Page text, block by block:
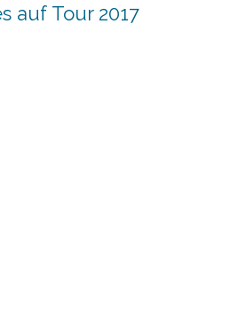
auf Tour 2017